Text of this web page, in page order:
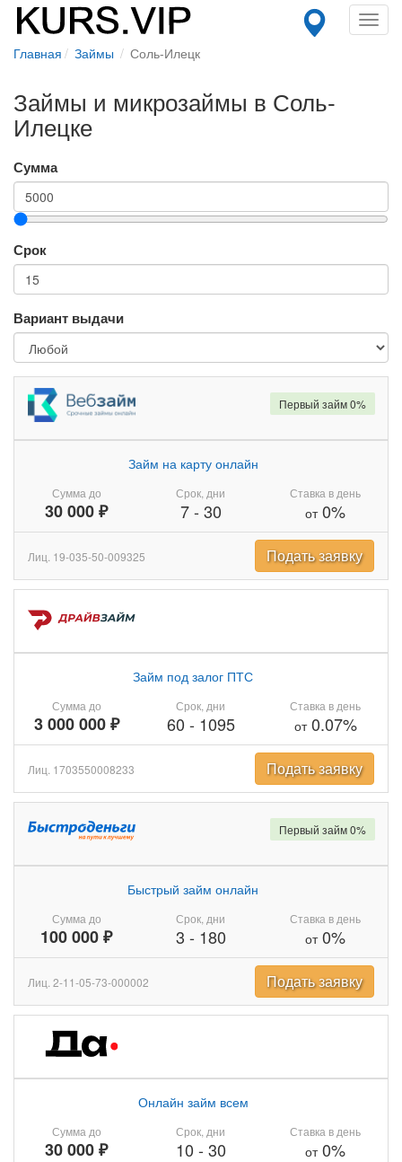
Главная Займы Соль-Илецк
Займы и микрозаймы в Соль-
Илецке
Сумма
Срок
Вариант выдачи
Сумма до
30 000 ₽
Займ на карту онлайн
Срок, дни
7- 30
Ставка в день
от0%
Первый займ 0%
Лиц. 19-035-50-009325 Подать заявку
Сумма до
3 000 000 ₽
Займ под залог ПТС
Срок, дни
60 - 1095
Ставка в день
от0.07%
Лиц. 1703550008233 Подать заявку
Сумма до
100 000 ₽
Быстрый займ онлайн
Срок, дни
3 - 180
Ставка в день
от0%
Первый займ 0%
Лиц. 2-11-05-73-000002 Подать заявку
Сумма до
30 000 ₽
Онлайн займ всем
Срок, дни
10 - 30
Ставка в день
от0%